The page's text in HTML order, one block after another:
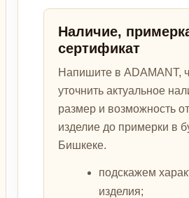
Наличие,
сертификат
Напишите в ADAMANT,
уточнить актуальное
размер и возможность
изделие до примерки в
Бишкеке.
подскажем
изделия;